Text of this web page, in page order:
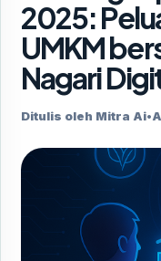
2025:
UMKM
Nagari
Ditulis oleh Mitra Ai•